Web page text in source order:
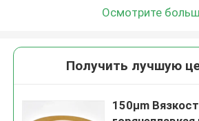
Осмотрите
Получить лучшую
150μm